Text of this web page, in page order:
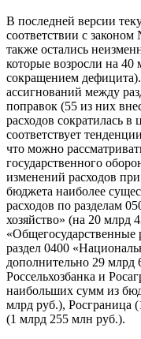
В последней версии
соответствии с
также остались
которые возросли на
сокращением дефицита).
ассигнований между
поправок (55 из них
расходов сократилась
соответствует
что можно
государственного
изменений расходов
бюджета наиболее
расходов по разделам
хозяйство» (на 20 млрд
«Общегосударственные
раздел 0400
дополнительно 29 млрд
Россельхозбанка и
наибольших сумм из
млрд руб.), Росграница
(1 млрд 255 млн руб.).